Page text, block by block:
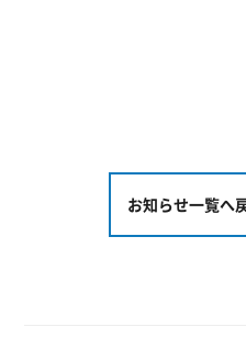
お知らせ一覧へ